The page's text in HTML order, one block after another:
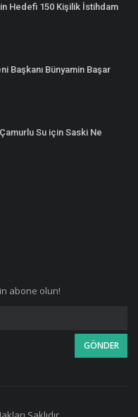
Hedefi 150 Kişilik İstihdam
Başkanı Bünyamin Başar
Su için Saski Ne
abone olun!